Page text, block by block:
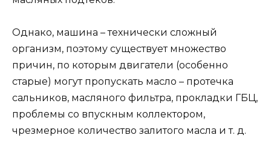
Однако, машина – технически сложный
организм, поэтому существует множество
причин, по которым двигатели (особенно
старые) могут пропускать масло – протечка
сальников, масляного фильтра, прокладки ГБЦ,
проблемы со впускным коллектором,
чрезмерное количество залитого масла и т. д.